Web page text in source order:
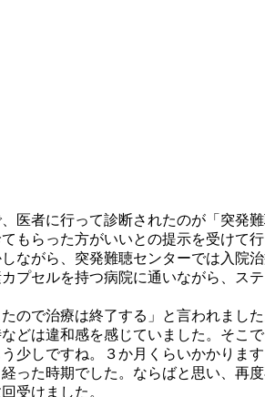
医者に行って診断されたのが「突発難
もらった方がいいとの提示を受けて
ながら、突発難聴センターでは入院
プセルを持つ病院に通いながら、ステ
ので治療は終了する」と言われました
どは違和感を感じていました。そこ
少しですね。３か月くらいかかります
った時期でした。ならばと思い、再
受けました。